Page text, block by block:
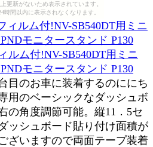
更新がないため表示されています。
時間以内に表示されなくなります。
ルム付!NV-SB540DT用ミニ
モニタースタンド P130
目のお車に装着するのににち
用のベーシックなダッシュボ
の角度調節可能。縦11．5セ
ッシュボード貼り付け面積が
ざいますので両面テープ装着